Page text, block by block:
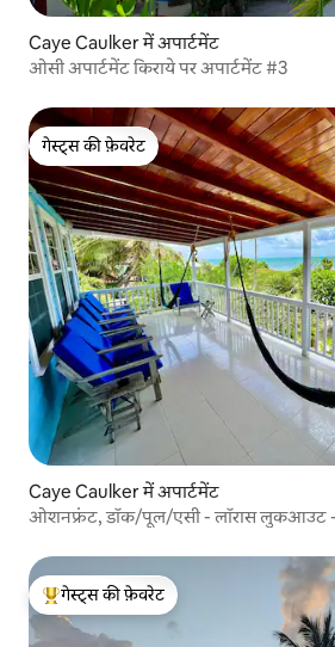
Caye Caulker में अपार्टमेंट
ओसी अपार्टमेंट किराये पर अपार्टमेंट #3
गेस्ट्स की फ़ेवरेट
गेस्ट्स की फ़ेवरेट
Caye Caulker में अपार्टमेंट
ओशनफ्रंट, डॉक/पूल/एसी - लॉरास लुकआउट
गेस्ट्स का टॉप फ़ेवरेट
गेस्ट्स की फ़ेवरेट